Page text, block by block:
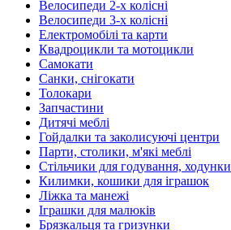
Велосипеди 2-х колісні
Велосипеди 3-х колісні
Електромобілі та карти
Квадроцикли та мотоцикли
Самокати
Санки, снігокати
Толокари
Запчастини
Дитячі меблі
Гойдалки та заколисуючі центри
Парти, столики, м'які меблі
Стільчики для годування, ходунки
Килимки, кошики для іграшок
Ліжка та манежі
Іграшки для малюків
Брязкальця та гризунки